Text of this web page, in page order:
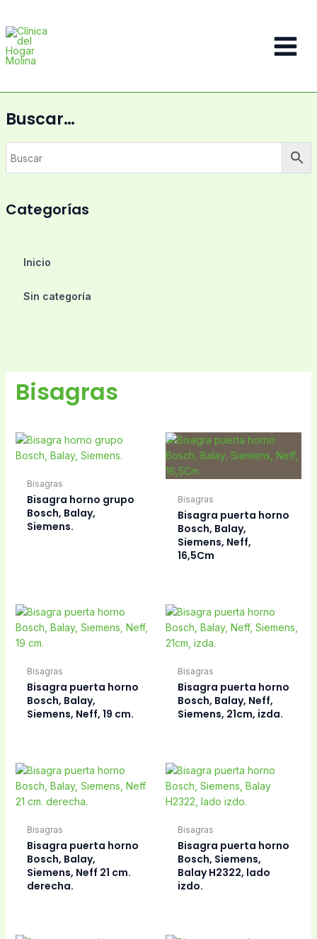
contenido
Main
Buscar…
Categorías
Inicio
Sin categoría
Bisagras
Bisagras
Bisagra horno grupo
Bosch, Balay,
Siemens.
Bisagras
Bisagra puerta horno
Bosch, Balay,
Siemens, Neff,
16,5Cm
Bisagras
Bisagra puerta horno
Bosch, Balay,
Siemens, Neff, 19 cm.
Bisagras
Bisagra puerta horno
Bosch, Balay, Neff,
Siemens, 21cm, izda.
Bisagras
Bisagra puerta horno
Bosch, Balay,
Siemens, Neff 21 cm.
derecha.
Bisagras
Bisagra puerta horno
Bosch, Siemens,
Balay H2322, lado
izdo.